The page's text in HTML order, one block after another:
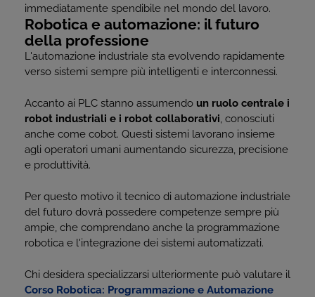
immediatamente spendibile nel mondo del lavoro.
Robotica e automazione: il futuro
della professione
L'automazione industriale sta evolvendo rapidamente
verso sistemi sempre più intelligenti e interconnessi.
Accanto ai PLC stanno assumendo un ruolo centrale i
robot industriali e i robot collaborativi, conosciuti
anche come cobot. Questi sistemi lavorano insieme
agli operatori umani aumentando sicurezza, precisione
e produttività.
Per questo motivo il tecnico di automazione industriale
del futuro dovrà possedere competenze sempre più
ampie, che comprendano anche la programmazione
robotica e l'integrazione dei sistemi automatizzati.
Chi desidera specializzarsi ulteriormente può valutare il
Corso Robotica: Programmazione e Automazione